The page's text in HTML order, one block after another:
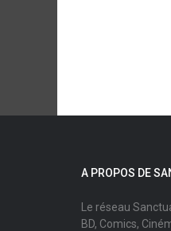
A PROPOS DE
Le réseau
BD, Comics,